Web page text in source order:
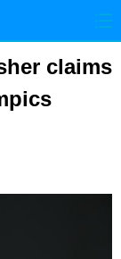
港澳
claims